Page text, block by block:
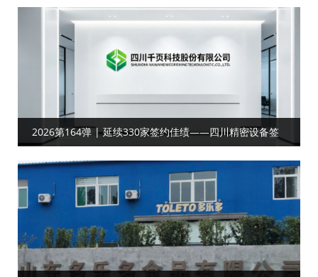
2026第164弹 | 延续330家签约佳绩——四川精密设备签
约工厂目视化